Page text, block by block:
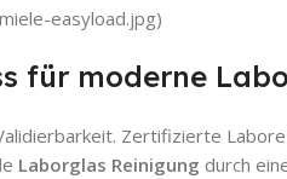
easyload.jpg)
für moderne
Zertifizierte
Laborglas Reinigung durch